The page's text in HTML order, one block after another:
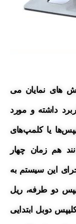
های نمایان می
داشته و مورد
یا کلمپ‌های
هم زمان چهار
این سیستم به
دو طرفه، ریل
دوبل ابتدایی